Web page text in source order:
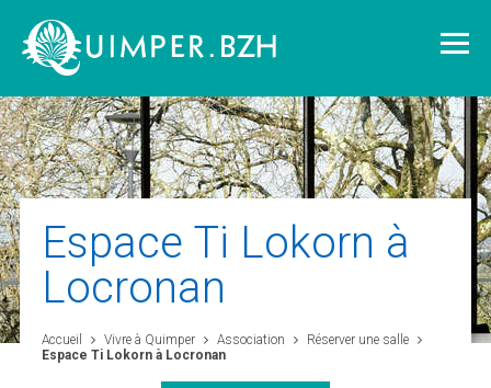
Vivre à Quimper
Découvrir Quimper
Quimper demain
Espace Ti Lokorn à
Locronan
Accueil Vivre à Quimper Association
Réserver une salle
Espace Ti Lokorn à Locronan